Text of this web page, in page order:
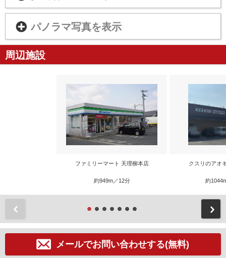
パノラマ写真を表示
周辺施設
ファミリーマート 天理柳本店
約949m／12分
クスリのアオ
約
メールでお問い合わせする(無料)